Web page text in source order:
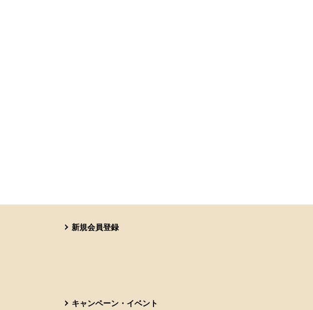
新規会員登録
キャンペーン・イベント